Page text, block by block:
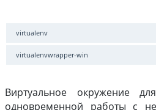
virtualenv
virtualenvwrapper-win
Виртуальное окружение
одновременной работы с